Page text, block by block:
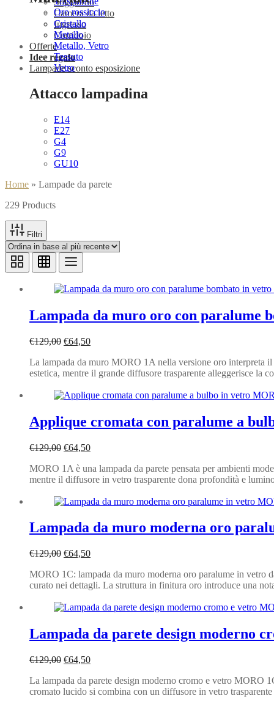
Soggiorno
Camera da letto
Ingresso
Corridoio
Offerte
Idee regalo
Lampade sconto esposizione
Oro rossiccio
Cristallo
Metallo
Metallo, Vetro
Tessuto
Vetro
Attacco lampadina
E14
E27
G4
G9
GU10
Home » Lampade da parete
229 Products
Filtri
Lampada da muro oro con paralume
€129,00 Il
originale
era:
€64,50Il
attuale
è:
La lampada da muro MORO 1A nella versione oro interpreta
estetica, mentre il grande diffusore trasparente alleggerisce
Applique cromata con paralume a
€129,00 Il
originale
era:
€64,50Il
attuale
è:
MORO 1A è una lampada da parete pensata per ambienti
mentre il diffusore in vetro trasparente dona profondità e
Lampada da muro moderna oro
€129,00 Il
originale
era:
€64,50Il
attuale
è:
MORO 1C: lampada da muro moderna oro paralume in vetro
curato nei dettagli. La struttura in finitura oro introduce una
Lampada da parete design moderno
€129,00 Il
originale
era:
€64,50Il
attuale
è:
La lampada da parete design moderno cromo e vetro MORO
cromato lucido si combina con un diffusore in vetro